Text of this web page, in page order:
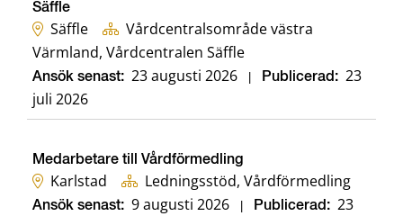
Säffle
Säffle
Vårdcentralsområde västra
Värmland, Vårdcentralen Säffle
Ansök senast: 23 augusti 2026 Publicerad: 23
juli 2026
Medarbetare till Vårdförmedling
Karlstad Ledningsstöd, Vårdförmedling
Ansök senast: 9 augusti 2026 Publicerad: 23